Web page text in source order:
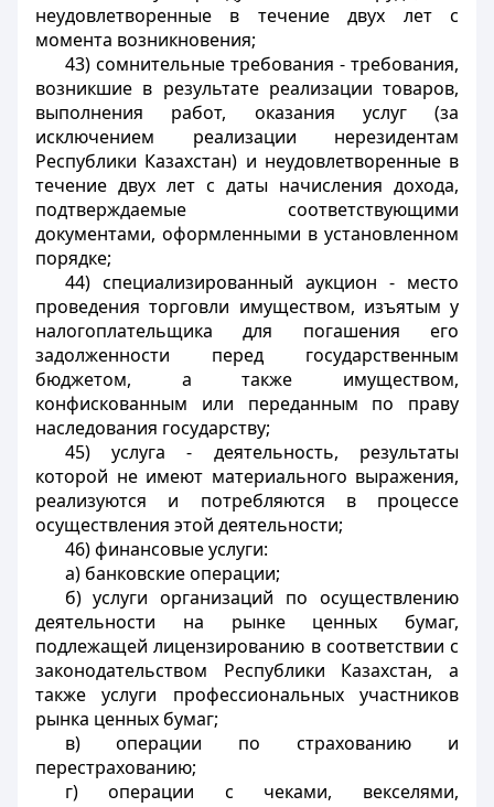
неудовлетворенные в течение двух лет с
момента возникновения;
43) сомнительные требования - требования,
возникшие в результате реализации товаров,
выполнения работ, оказания услуг (за
исключением реализации нерезидентам
Республики Казахстан) и неудовлетворенные в
течение двух лет с даты начисления дохода,
подтверждаемые соответствующими
документами, оформленными в установленном
порядке;
44) специализированный аукцион - место
проведения торговли имуществом, изъятым у
налогоплательщика для погашения его
задолженности перед государственным
бюджетом, а также имуществом,
конфискованным или переданным по праву
наследования государству;
45) услуга - деятельность, результаты
которой не имеют материального выражения,
реализуются и потребляются в процессе
осуществления этой деятельности;
46) финансовые услуги:
а) банковские операции;
б) услуги организаций по осуществлению
деятельности на рынке ценных бумаг,
подлежащей лицензированию в соответствии с
законодательством Республики Казахстан, а
также услуги профессиональных участников
рынка ценных бумаг;
в) операции по страхованию и
перестрахованию;
г) операции с чеками, векселями,